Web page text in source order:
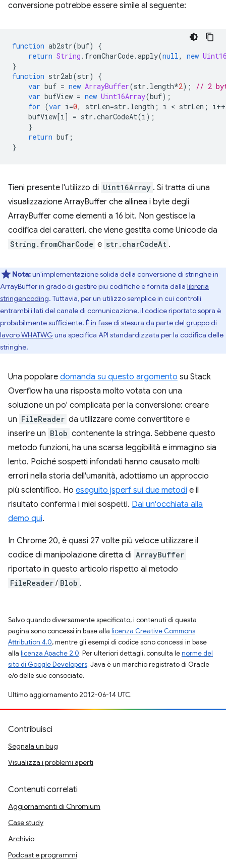
conversione potrebbe essere simile al seguente:
function ab2str(buf)
{
return String . fromCharCode.apply(null, new
}
function str2ab(str)
{
var buf = new ArrayBuffer(str . length*2);
// 2
var bufView = new Uint16Array(buf);
for (var i=0, strLen=str . length ; i < strLen ; i++
bufView[i] = str .charCodeAt(i);
}
return buf ;
}
Tieni presente l'utilizzo di Uint16Array . Si tratta di una
visualizzazione ArrayBuffer che allinea i byte degli
ArrayBuffer come elementi a 16 bit. Non gestisce la
codifica dei caratteri, che viene gestita come Unicode da
String.fromCharCode e str.charCodeAt .
Nota:un'implementazione solida della conversione di stringhe in
ArrayBuffer in grado di gestire più codifiche è fornita dalla libreria
stringencoding. Tuttavia, per un utilizzo semplice in cui controlli
entrambi i lati del canale di comunicazione, il codice riportato sopra è
probabilmente sufficiente. È in fase di stesura da parte del gruppo di
lavoro WHATWG una specifica API standardizzata per la codifica delle
stringhe.
Una popolare domanda su questo argomento su Stack
Overflow ha una risposta molto votata con una
soluzione un po' complicata per la conversione: creare
un FileReader da utilizzare come convertitore e
inserire un Blob contenente la stringa. Sebbene questo
metodo funzioni, ha una scarsa leggibilità e immagino sia
lento. Poiché sospetti infondati hanno causato molti
errori nella storia dell'umanità, adottiamo un approccio
più scientifico. Ho eseguito jsperf sui due metodi e il
risultato conferma i miei sospetti. Dai un'occhiata alla
demo qui.
In Chrome 20, è quasi 27 volte più veloce utilizzare il
codice di manipolazione diretta di ArrayBuffer
riportato in questo articolo rispetto al metodo
FileReader / Blob .
Salvo quando diversamente specificato, i contenuti di questa
pagina sono concessi in base alla licenza Creative Commons
Attribution 4.0, mentre gli esempi di codice sono concessi in base
alla licenza Apache 2.0. Per ulteriori dettagli, consulta lenorme del
sito di Google Developers. Java è un marchio registrato di Oracle
e/o delle sue consociate.
Ultimo aggiornamento 2012-06-14 UTC.
Contribuisci
Segnala un bug
Visualizza i problemi aperti
Contenuti correlati
Aggiornamenti di Chromium
Case study
Archivio
Podcast e programmi